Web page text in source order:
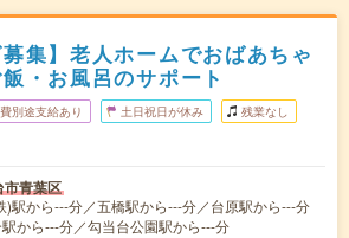
募集】老人ホームでおばあちゃ
・お風呂のサポート
別途支給あり 土日祝日が休み 残業なし
市青葉区
)駅から---分／五橋駅から---分／台原駅から---分
駅から---分／勾当台公園駅から---分